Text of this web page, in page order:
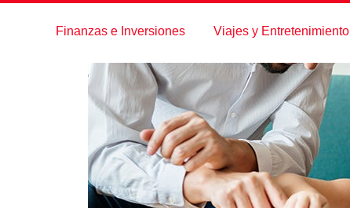
Finanzas e Inversiones Viajes y Entretenimiento